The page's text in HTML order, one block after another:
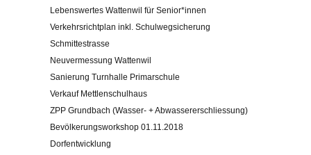
Impressum
Lebenswertes Wattenwil für Senior*innen
Verkehrsrichtplan inkl. Schulwegsicherung
Schmittestrasse
Neuvermessung Wattenwil
Sanierung Turnhalle Primarschule
Verkauf Mettlenschulhaus
ZPP Grundbach (Wasser- + Abwassererschliessung)
Bevölkerungsworkshop 01.11.2018
Dorfentwicklung